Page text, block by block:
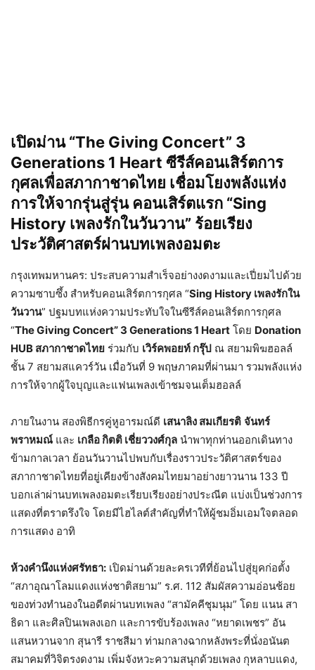
เปิดม่าน “The Giving Concert” 3
Generations 1 Heart ซีรีส์คอนเสิร์ตการ
กุศลเพื่อสภากาชาดไทย เชื่อมโยงพลังแห่ง
การให้จากรุ่นสู่รุ่น คอนเสิร์ตแรก “Sing
History เพลงรักในวันวาน” ร้อยเรียง
ประวัติศาสตร์ผ่านบทเพลงอมตะ
กรุงเทพมหานคร: ประสบความสำเร็จอย่างงดงามและเปี่ยมไปด้วย
ความซาบซึ้ง สำหรับคอนเสิร์ตการกุศล “Sing History เพลงรักใน
วันวาน” ปฐมบทแห่งความประทับใจในซีรีส์คอนเสิร์ตการกุศล
“The Giving Concert” 3 Generations 1 Heart โดย Donation
HUB สภากาชาดไทย ร่วมกับ เวิร์คพอยท์ กรุ๊ป ณ สยามพิฆฮอลล์
ชั้น 7 สยามสแควร์วัน เมื่อวันที่ 9 พฤษภาคมที่ผ่านมา รวมพลังแห่ง
การให้จากผู้ใจบุญและแฟนเพลงเข้าชมจนเต็มฮอลล์
ภายในงาน สองพิธีกรคู่หูอารมณ์ดี เสนาลิง สมเกียรติ จันทร์
พราหมณ์ และ เกลือ กิตติ เชี่ยววงศ์กุล นำพาทุกท่านออกเดินทาง
ข้ามกาลเวลา ย้อนวันวานไปพบกับเรื่องราวประวัติศาสตร์ของ
สภากาชาดไทยที่อยู่เคียงข้างสังคมไทยมาอย่างยาวนาน 133 ปี
บอกเล่าผ่านบทเพลงอมตะเรียบเรียงอย่างประณีต แบ่งเป็นช่วงการ
แสดงที่ตราตรึงใจ โดยมีไฮไลต์สำคัญที่ทำให้ผู้ชมอิ่มเอมใจตลอด
การแสดง อาทิ
ห้วงคำนึงแห่งศรัทธา: เปิดม่านด้วยละครเวทีที่ย้อนไปสู่ยุคก่อตั้ง
“สภาอุณาโลมแดงแห่งชาติสยาม” ร.ศ. 112 สัมผัสความอ่อนช้อย
ของท่วงทำนองในอดีตผ่านบทเพลง “สามัคคีชุมนุม” โดย แนน สา
ธิดา และศิลปินเพลงเอก และการขับร้องเพลง “หยาดเพชร” อัน
แสนหวานจาก สุนารี ราชสีมา ท่ามกลางฉากหลังพระที่นั่งอนันต
สมาคมที่วิจิตรงดงาม เพิ่มจังหวะความสนุกด้วยเพลง กุหลาบแดง,